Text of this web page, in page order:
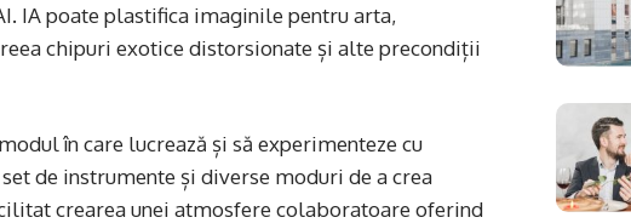
IA poate plastifica imaginile pentru arta,
chipuri exotice distorsionate și alte precondiții
în care lucrează și să experimenteze cu
de instrumente și diverse moduri de a crea
crearea unei atmosfere colaboratoare oferind